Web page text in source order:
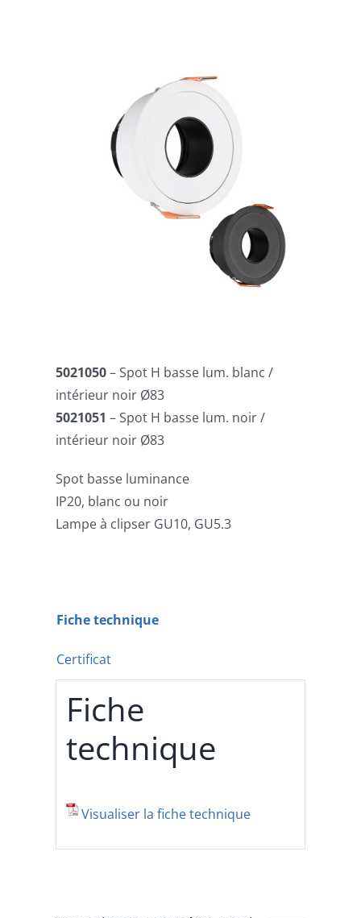
5021050– Spot H basse lum. blanc /
intérieur noir Ø83
5021051 – Spot H basse lum. noir /
intérieur noir Ø83
Spot basse luminance
IP20, blanc ou noir
Lampe à clipser GU10, GU5.3
Fiche technique
Certificat
Fiche
technique
Visualiser la fiche technique